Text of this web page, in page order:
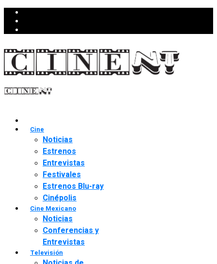
Cine
Noticias
Estrenos
Entrevistas
Festivales
Estrenos Blu-ray
Cinépolis
Cine Mexicano
Noticias
Conferencias y
Entrevistas
Televisión